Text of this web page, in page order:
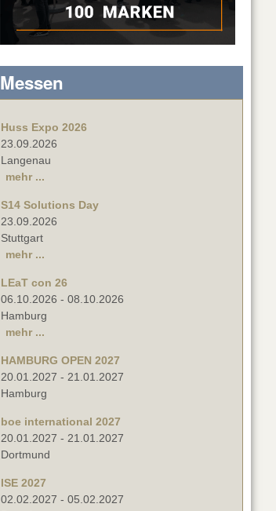
Messen
Huss Expo 2026
23.09.2026
Langenau
mehr ...
S14 Solutions Day
23.09.2026
Stuttgart
mehr ...
LEaT con 26
06.10.2026 - 08.10.2026
Hamburg
mehr ...
HAMBURG OPEN 2027
20.01.2027 - 21.01.2027
Hamburg
boe international 2027
20.01.2027 - 21.01.2027
Dortmund
ISE 2027
02.02.2027 - 05.02.2027